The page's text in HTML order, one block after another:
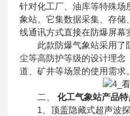
针对化工厂、油库等特殊
象站。它集数据采集、存
线通讯方式直接在防爆屏幕
此款防爆气象站采用了
尘等高防护等级的设计理念
道、矿井等场景的使用需求。
二、化工气象站产品特
1、顶盖隐藏式超声波探